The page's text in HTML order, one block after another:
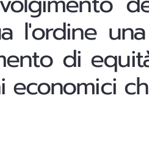
l'ordine
di
economici